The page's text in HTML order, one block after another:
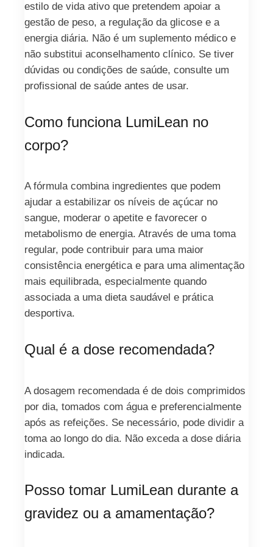
estilo de vida ativo que pretendem apoiar a
gestão de peso, a regulação da glicose e a
energia diária. Não é um suplemento médico e
não substitui aconselhamento clínico. Se tiver
dúvidas ou condições de saúde, consulte um
profissional de saúde antes de usar.
Como funciona LumiLean no
corpo?
A fórmula combina ingredientes que podem
ajudar a estabilizar os níveis de açúcar no
sangue, moderar o apetite e favorecer o
metabolismo de energia. Através de uma toma
regular, pode contribuir para uma maior
consistência energética e para uma alimentação
mais equilibrada, especialmente quando
associada a uma dieta saudável e prática
desportiva.
Qual é a dose recomendada?
A dosagem recomendada é de dois comprimidos
por dia, tomados com água e preferencialmente
após as refeições. Se necessário, pode dividir a
toma ao longo do dia. Não exceda a dose diária
indicada.
Posso tomar LumiLean durante a
gravidez ou a amamentação?